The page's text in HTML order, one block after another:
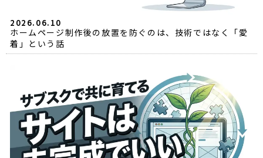
2026.06.10
ホームページ制作後の放置を防ぐのは、技術ではなく「愛
着」という話